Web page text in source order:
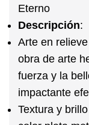
Eterno
Descripción:
Arte en relieve
obra de arte
fuerza y la
impactante
Textura y